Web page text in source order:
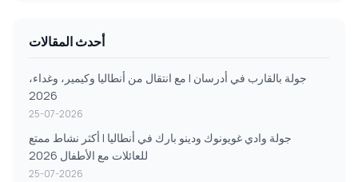
أحدث المقالات
جولة بالقارب في أدرسان | مع انتقال من أنطاليا وكيمير، وغداء،
2026
25-07-2026
جولة وادي غويونوك ودينو بارك في أنطاليا | أكثر نشاط ممتع
للعائلات مع الأطفال 2026
25-07-2026